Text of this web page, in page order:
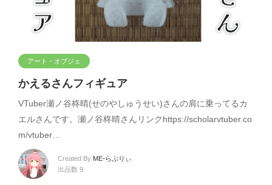
アート・オブジェ
かえるさんフィギュア
VTuber瀬ノ谷柊晴(せのやしゅうせい)さんの肩に乗ってるカ
エルさんです。瀬ノ谷柊晴さんリンクhttps://scholarvtuber.co
m/vtuber…
Created By ME-らぶりぃ
出品数 9